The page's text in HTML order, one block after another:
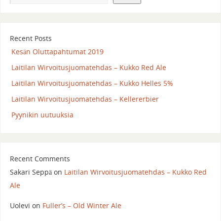
Recent Posts
Kesän Oluttapahtumat 2019
Laitilan Wirvoitusjuomatehdas – Kukko Red Ale
Laitilan Wirvoitusjuomatehdas – Kukko Helles 5%
Laitilan Wirvoitusjuomatehdas – Kellererbier
Pyynikin uutuuksia
Recent Comments
Sakari Seppäon Laitilan Wirvoitusjuomatehdas – Kukko Red
Ale
Uolevi on Fuller’s – Old Winter Ale